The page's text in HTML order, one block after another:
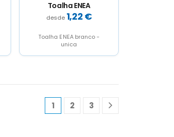
Toalha ENEA
1,22 €
Toalha ENEA branco -
unica
1 2 3